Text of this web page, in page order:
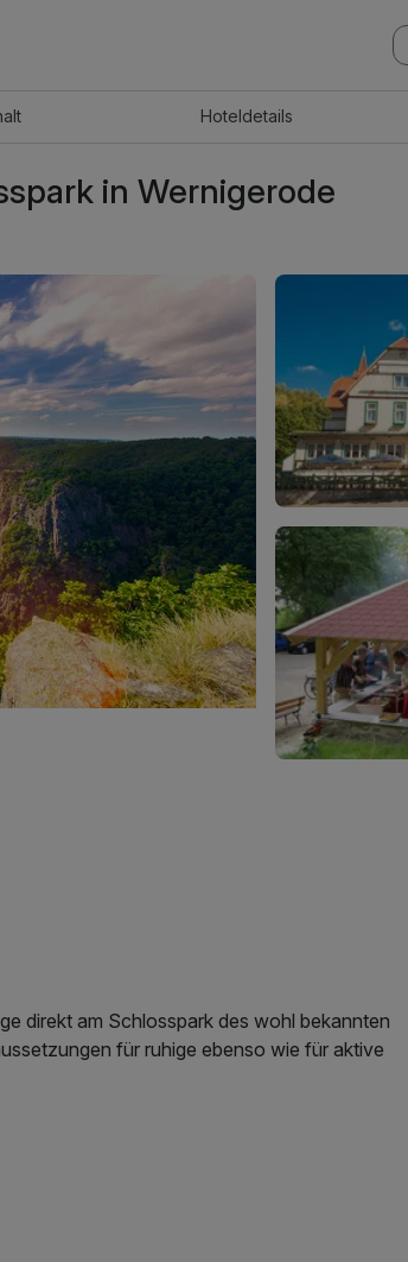
Hoteldetails
in Wernigerode
direkt am Schlosspark des wohl bekannten
für ruhige ebenso wie für aktive